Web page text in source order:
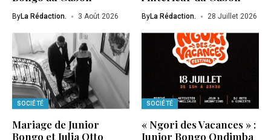
ByLa Rédaction. 3 Août 2026 ByLa Rédaction. 28 Juillet 2026
SOCIÉTÉ
Mariage de Junior
Bongo et Julia Otto
SOCIÉTÉ
« Ngori des Vacances » :
Junior Bongo Ondimba